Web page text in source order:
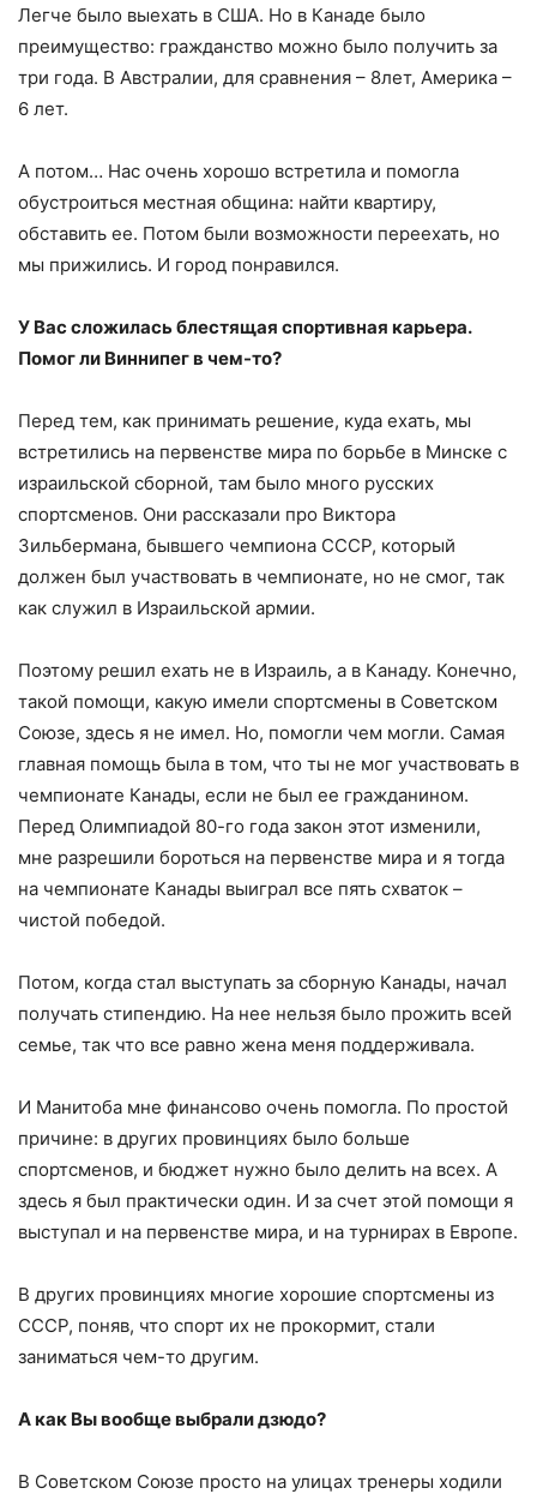
Легче было выехать в США. Но в Канаде было
преимущество: гражданство можно было получить за
три года. В Австралии, для сравнения – 8лет, Америка –
6 лет.
А потом… Нас очень хорошо встретила и помогла
обустроиться местная община: найти квартиру,
обставить ее. Потом были возможности переехать, но
мы прижились. И город понравился.
У Вас сложилась блестящая спортивная карьера.
Помог ли Виннипег в чем-то?
Перед тем, как принимать решение, куда ехать, мы
встретились на первенстве мира по борьбе в Минске с
израильской сборной, там было много русских
спортсменов. Они рассказали про Виктора
Зильбермана, бывшего чемпиона СССР, который
должен был участвовать в чемпионате, но не смог, так
как служил в Израильской армии.
Поэтому решил ехать не в Израиль, а в Канаду. Конечно,
такой помощи, какую имели спортсмены в Советском
Союзе, здесь я не имел. Но, помогли чем могли. Самая
главная помощь была в том, что ты не мог участвовать в
чемпионате Канады, если не был ее гражданином.
Перед Олимпиадой 80-го года закон этот изменили,
мне разрешили бороться на первенстве мира и я тогда
на чемпионате Канады выиграл все пять схваток –
чистой победой.
Потом, когда стал выступать за сборную Канады, начал
получать стипендию. На нее нельзя было прожить всей
семье, так что все равно жена меня поддерживала.
И Манитоба мне финансово очень помогла. По простой
причине: в других провинциях было больше
спортсменов, и бюджет нужно было делить на всех. А
здесь я был практически один. И за счет этой помощи я
выступал и на первенстве мира, и на турнирах в Европе.
В других провинциях многие хорошие спортсмены из
СССР, поняв, что спорт их не прокормит, стали
заниматься чем-то другим.
А как Вы вообще выбрали дзюдо?
В Советском Союзе просто на улицах тренеры ходили